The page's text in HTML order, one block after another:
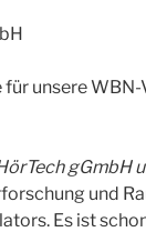
unsere
gGmbH
und
Es ist